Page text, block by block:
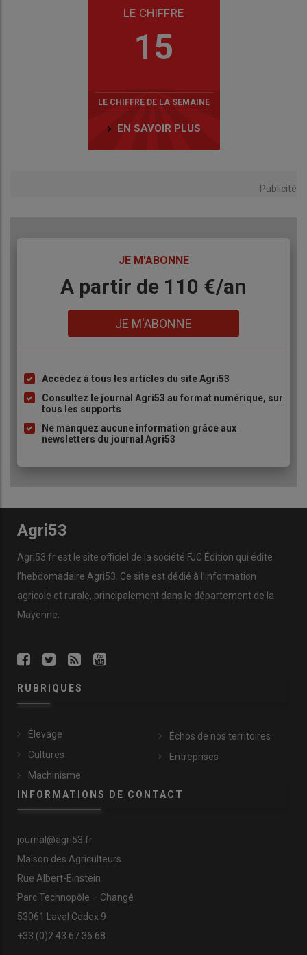
LE CHIFFRE
15
LE CHIFFRE DE LA SEMAINE
EN SAVOIR PLUS
Publicité
JE M'ABONNE
BodyA partir de 110 €/an
JE M'ABONNE
Liste
à
puce
Accédez à tous les articles du site Agri53
Consultez le journal Agri53 au format numérique, sur
tous les supports
Ne manquez aucune information grâce aux
newsletters du journal Agri53
Agri53
Agri53.fr est le site officiel de la société FJC Édition qui édite
l’hebdomadaire Agri53. Ce site est dédié à l’information
agricole et rurale, principalement dans le département de la
Mayenne.
RUBRIQUES
Élevage
Cultures
Machinisme
Échos de nos territoires
Entreprises
INFORMATIONS DE CONTACT
journal@agri53.fr
Maison des Agriculteurs
Rue Albert-Einstein
Parc Technopôle – Changé
53061 Laval Cedex 9
+33 (0)2 43 67 36 68